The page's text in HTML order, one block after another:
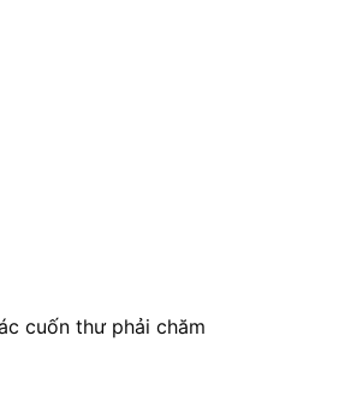
cuốn thư phải chăm